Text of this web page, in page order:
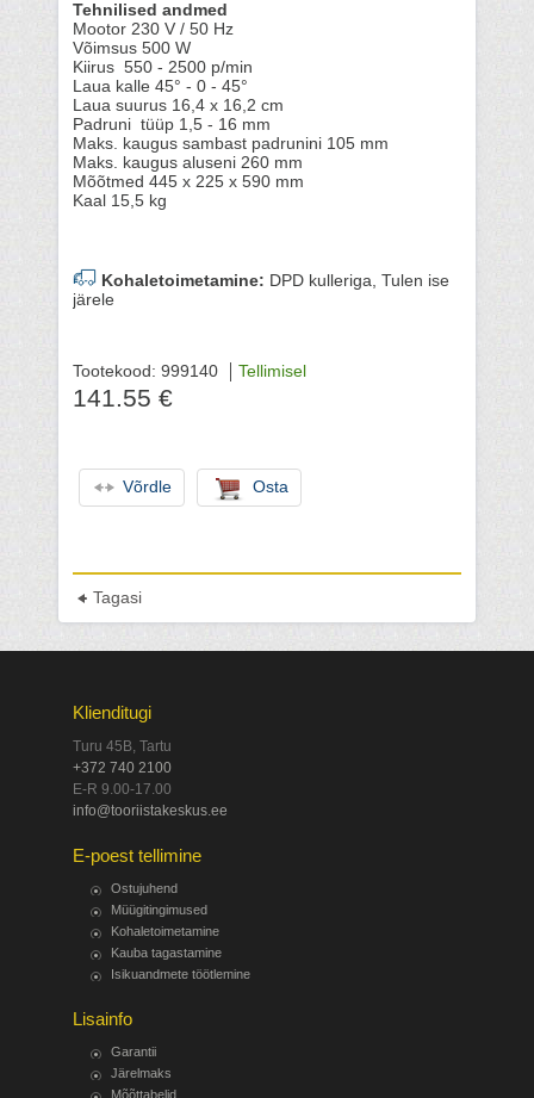
Tehnilised andmed
Mootor 230 V / 50 Hz
Võimsus 500 W
Kiirus 550 - 2500 p/min
Laua kalle 45° - 0 - 45°
Laua suurus 16,4 x 16,2 cm
Padruni tüüp 1,5 - 16 mm
Maks. kaugus sambast padrunini 105 mm
Maks. kaugus aluseni 260 mm
Mõõtmed 445 x 225 x 590 mm
Kaal 15,5 kg
Kohaletoimetamine: DPD kulleriga, Tulen ise
järele
Tootekood: 999140 Tellimisel
141.55 €
Võrdle Osta
Tagasi
Klienditugi
Turu 45B, Tartu
+372 740 2100
E-R 9.00-17.00
info@tooriistakeskus.ee
E-poest tellimine
Ostujuhend
Müügitingimused
Kohaletoimetamine
Kauba tagastamine
Isikuandmete töötlemine
Lisainfo
Garantii
Järelmaks
Mõõttabelid